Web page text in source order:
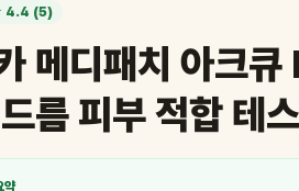
4.4 (5)
메디패치 아크
름 피부 적합 테
약